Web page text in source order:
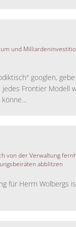
und
googlen, gebe
Frontier Modell
von der Verwaltung
abblitzen
für Herrn Wolbergs